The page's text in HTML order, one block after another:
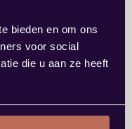
bieden en om ons
voor social
die u aan ze heeft